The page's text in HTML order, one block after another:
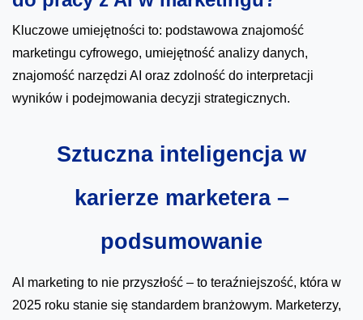
Kluczowe umiejętności to: podstawowa znajomość
marketingu cyfrowego, umiejętność analizy danych,
znajomość narzędzi AI oraz zdolność do interpretacji
wyników i podejmowania decyzji strategicznych.
Sztuczna inteligencja w
karierze marketera –
podsumowanie
AI marketing to nie przyszłość – to teraźniejszość, która w
2025 roku stanie się standardem branżowym. Marketerzy,